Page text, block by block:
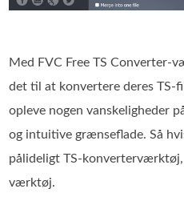
Med FVC Free TS Converter-
det til at konvertere deres
opleve nogen vanskeligheder
og intuitive grænseflade. Så
pålideligt TS-
værktøj.